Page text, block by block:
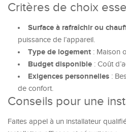
Critères de choix
Surface à rafraîchir ou
puissance de l’appareil.
Type de logement : Maison
Budget disponible : Coût
Exigences personnelles :
de confort.
Conseils pour une
Faites appel à un installateur